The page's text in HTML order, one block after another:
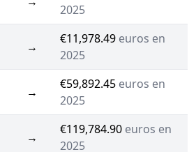
2025
→
€11,978.49 euros en
2025
→
€59,892.45 euros en
2025
→
€119,784.90 euros en
2025